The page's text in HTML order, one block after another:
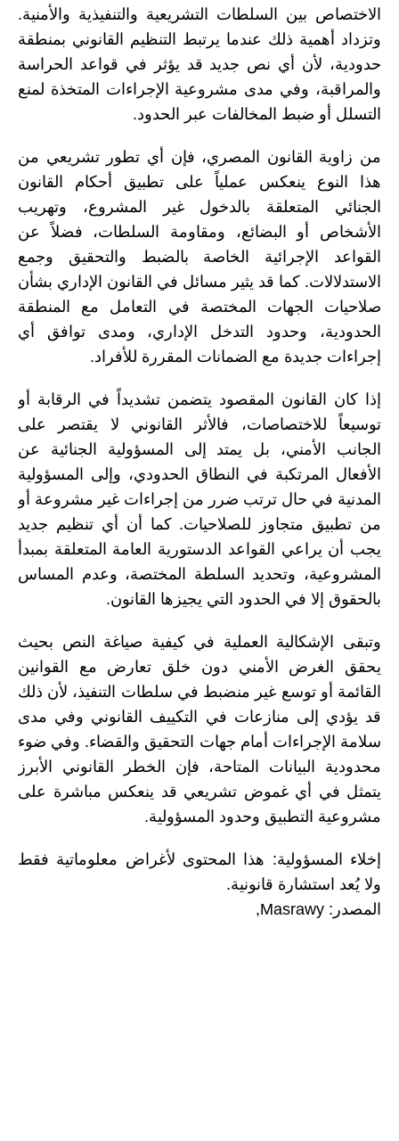
الاختصاص بين السلطات التشريعية والتنفيذية والأمنية.
وتزداد أهمية ذلك عندما يرتبط التنظيم القانوني بمنطقة
حدودية، لأن أي نص جديد قد يؤثر في قواعد الحراسة
والمراقبة، وفي مدى مشروعية الإجراءات المتخذة لمنع
التسلل أو ضبط المخالفات عبر الحدود.
من زاوية القانون المصري، فإن أي تطور تشريعي من
هذا النوع ينعكس عملياً على تطبيق أحكام القانون
الجنائي المتعلقة بالدخول غير المشروع، وتهريب
الأشخاص أو البضائع، ومقاومة السلطات، فضلاً عن
القواعد الإجرائية الخاصة بالضبط والتحقيق وجمع
الاستدلالات. كما قد يثير مسائل في القانون الإداري بشأن
صلاحيات الجهات المختصة في التعامل مع المنطقة
الحدودية، وحدود التدخل الإداري، ومدى توافق أي
إجراءات جديدة مع الضمانات المقررة للأفراد.
إذا كان القانون المقصود يتضمن تشديداً في الرقابة أو
توسيعاً للاختصاصات، فالأثر القانوني لا يقتصر على
الجانب الأمني، بل يمتد إلى المسؤولية الجنائية عن
الأفعال المرتكبة في النطاق الحدودي، وإلى المسؤولية
المدنية في حال ترتب ضرر من إجراءات غير مشروعة أو
من تطبيق متجاوز للصلاحيات. كما أن أي تنظيم جديد
يجب أن يراعي القواعد الدستورية العامة المتعلقة بمبدأ
المشروعية، وتحديد السلطة المختصة، وعدم المساس
بالحقوق إلا في الحدود التي يجيزها القانون.
وتبقى الإشكالية العملية في كيفية صياغة النص بحيث
يحقق الغرض الأمني دون خلق تعارض مع القوانين
القائمة أو توسع غير منضبط في سلطات التنفيذ، لأن ذلك
قد يؤدي إلى منازعات في التكييف القانوني وفي مدى
سلامة الإجراءات أمام جهات التحقيق والقضاء. وفي ضوء
محدودية البيانات المتاحة، فإن الخطر القانوني الأبرز
يتمثل في أي غموض تشريعي قد ينعكس مباشرة على
مشروعية التطبيق وحدود المسؤولية.
إخلاء المسؤولية: هذا المحتوى لأغراض معلوماتية فقط
ولا يُعد استشارة قانونية.
المصدر: Masrawy,